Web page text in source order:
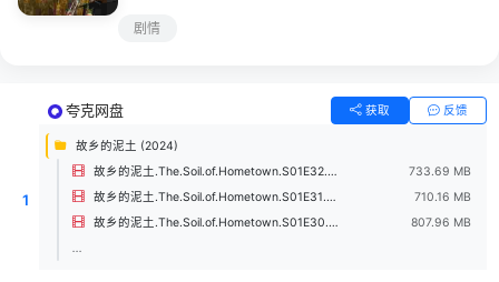
言被厂里开除，走投无路之时被幼时的伙伴条子所救，回
剧情
1
夸克网盘 获取 反馈
故乡的泥土 (2024)
故乡的泥土.The.Soil.of.Hometown.S01E32.2024.2160p.WEB-DL.H.265.AAC.2.0-CSWEB.mkv
733.69 MB
故乡的泥土.The.Soil.of.Hometown.S01E31.2024.2160p.WEB-DL.H.265.AAC.2.0-CSWEB.mkv
710.16 MB
故乡的泥土.The.Soil.of.Hometown.S01E30.2024.2160p.WEB-DL.H.265.AAC.2.0-CSWEB.mkv
807.96 MB
...